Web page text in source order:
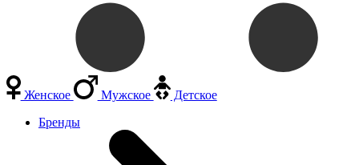
Женское Мужское
Детское
Бренды